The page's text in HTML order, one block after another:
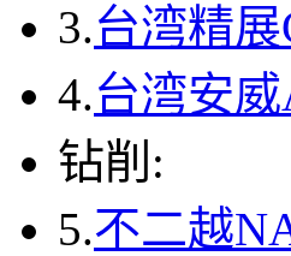
3.台湾精
4.台湾安
钻削:
5.不二越